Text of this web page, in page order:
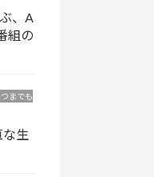
、A
組の
までも
生